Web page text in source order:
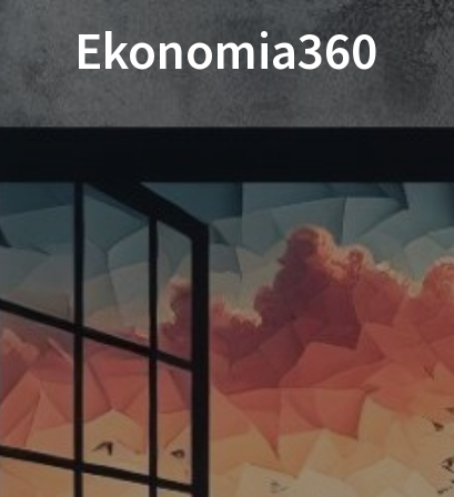
Przejdź
treści
Ekonomia360